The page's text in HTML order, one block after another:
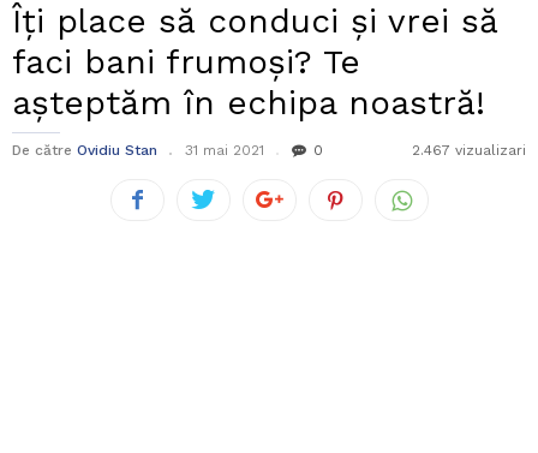
Îți place să conduci și vrei să
faci bani frumoși? Te
așteptăm în echipa noastră!
De către Ovidiu Stan 31 mai 2021 0 2.467 vizualizari